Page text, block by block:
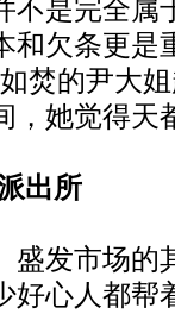
不是完全属
和欠条更是
焚的尹大
，她觉得天
出所
发市场的
好心人都帮